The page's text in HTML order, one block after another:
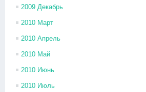
2009 Декабрь
2010 Март
2010 Апрель
2010 Май
2010 Июнь
2010 Июль